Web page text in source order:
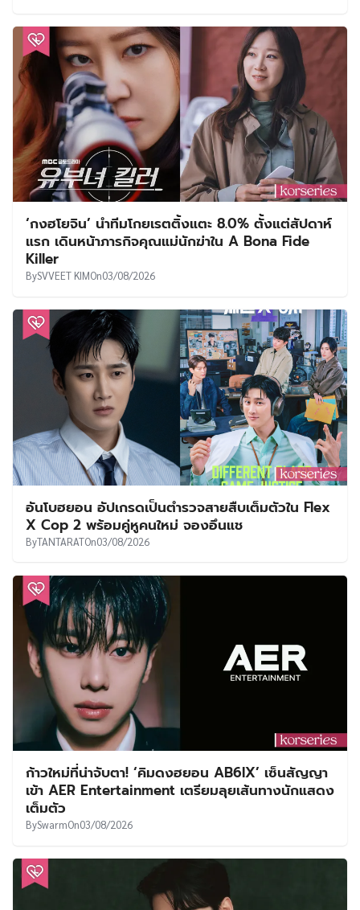
‘กงฮโยจิน’ นำทีมโกยเรตติ้งแตะ 8.0% ตั้งแต่สัปดาห์
แรก เดินหน้าภารกิจคุณแม่นักฆ่าใน A Bona Fide
Killer
BySVVEET KIMOn03/08/2026
อันโบฮยอน อัปเกรดเป็นตำรวจสายสืบเต็มตัวใน Flex
X Cop 2 พร้อมคู่หูคนใหม่ จองอึนแช
ByTANTARATOn03/08/2026
ก้าวใหม่ที่น่าจับตา! ‘คิมดงฮยอน AB6IX’ เซ็นสัญญา
เข้า AER Entertainment เตรียมลุยเส้นทางนักแสดง
เต็มตัว
BySwarmOn03/08/2026